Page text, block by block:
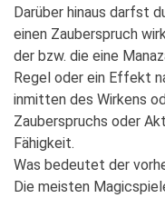
Darüber hinaus darfst
einen Zauberspruch
der bzw. die eine
Regel oder ein Effekt
inmitten des Wirkens
Zauberspruchs oder
Fähigkeit.
Was bedeutet der
Die meisten